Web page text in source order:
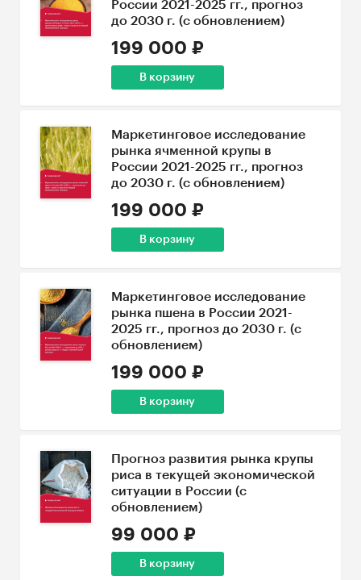
России 2021-2025 гг., прогноз
до 2030 г. (с обновлением)
199 000 ₽
В корзину
Маркетинговое исследование
рынка ячменной крупы в
России 2021-2025 гг., прогноз
до 2030 г. (с обновлением)
199 000 ₽
В корзину
Маркетинговое исследование
рынка пшена в России 2021-
2025 гг., прогноз до 2030 г. (с
обновлением)
199 000 ₽
В корзину
Прогноз развития рынка крупы
риса в текущей экономической
ситуации в России (с
обновлением)
99 000 ₽
В корзину